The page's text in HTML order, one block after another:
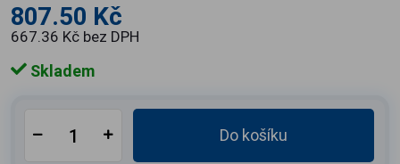
807.50 Kč
667.36 Kč bez DPH
Skladem
Do košíku